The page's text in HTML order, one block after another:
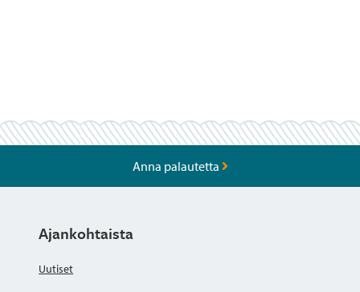
Anna palautetta
Ajankohtaista
Uutiset